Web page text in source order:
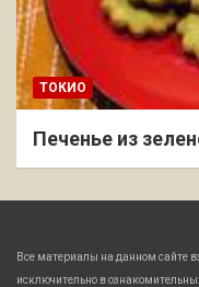
ТОКИО
Печенье из
Все материалы на данном сайте
исключительно в